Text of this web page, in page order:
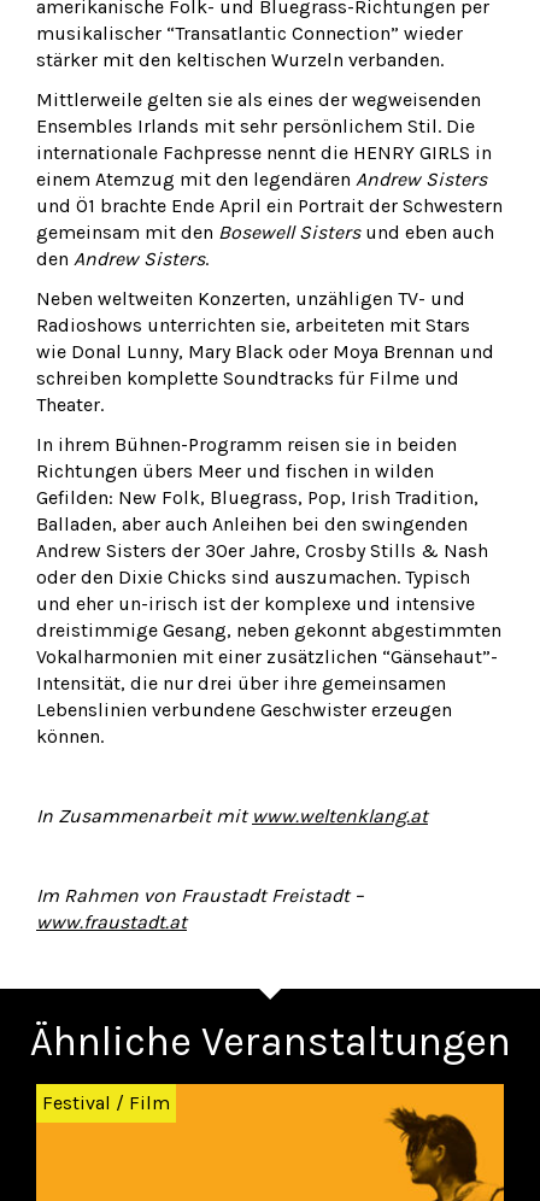
amerikanische Folk- und Bluegrass-Richtungen per
musikalischer “Transatlantic Connection” wieder
stärker mit den keltischen Wurzeln verbanden.
Mittlerweile gelten sie als eines der wegweisenden
Ensembles Irlands mit sehr persönlichem Stil. Die
internationale Fachpresse nennt die HENRY GIRLS in
einem Atemzug mit den legendären Andrew Sisters
und Ö1 brachte Ende April ein Portrait der Schwestern
gemeinsam mit den Bosewell Sistersund eben auch
den Andrew Sisters.
Neben weltweiten Konzerten, unzähligen TV- und
Radioshows unterrichten sie, arbeiteten mit Stars
wie Donal Lunny, Mary Black oder Moya Brennan und
schreiben komplette Soundtracks für Filme und
Theater.
In ihrem Bühnen-Programm reisen sie in beiden
Richtungen übers Meer und fischen in wilden
Gefilden: New Folk, Bluegrass, Pop, Irish Tradition,
Balladen, aber auch Anleihen bei den swingenden
Andrew Sisters der 30er Jahre, Crosby Stills & Nash
oder den Dixie Chicks sind auszumachen. Typisch
und eher un-irisch ist der komplexe und intensive
dreistimmige Gesang, neben gekonnt abgestimmten
Vokalharmonien mit einer zusätzlichen “Gänsehaut”-
Intensität, die nur drei über ihre gemeinsamen
Lebenslinien verbundene Geschwister erzeugen
können.
In Zusammenarbeit mit www.weltenklang.at
Im Rahmen von Fraustadt Freistadt –
www.fraustadt.at
Ähnliche Veranstaltungen
Zurück
Festival / Film